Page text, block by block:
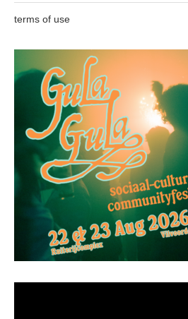
terms of use